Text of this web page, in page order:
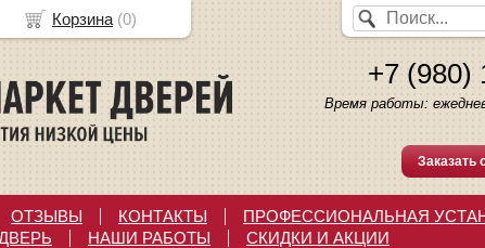
+7 (980)
Время работы:
Заказать
ОТЗЫВЫ КОНТАКТЫ
ПРОФЕССИОНАЛЬНАЯ
НАШИ РАБОТЫ СКИДКИ И АКЦИИ
Корзина (0)